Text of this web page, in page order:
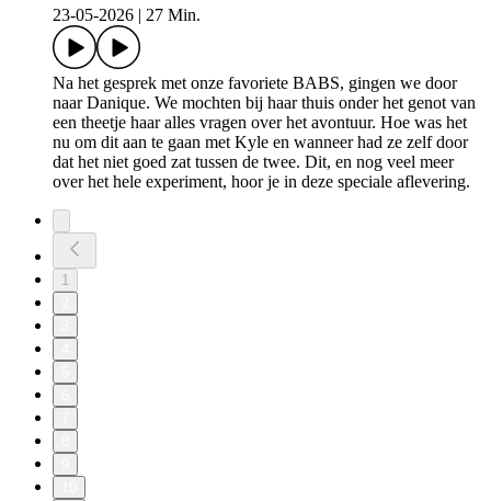
23-05-2026
27 Min.
Na het gesprek met onze favoriete BABS, gingen we door
naar Danique. We mochten bij haar thuis onder het genot van
een theetje haar alles vragen over het avontuur. Hoe was het
nu om dit aan te gaan met Kyle en wanneer had ze zelf door
dat het niet goed zat tussen de twee. Dit, en nog veel meer
over het hele experiment, hoor je in deze speciale aflevering.
1